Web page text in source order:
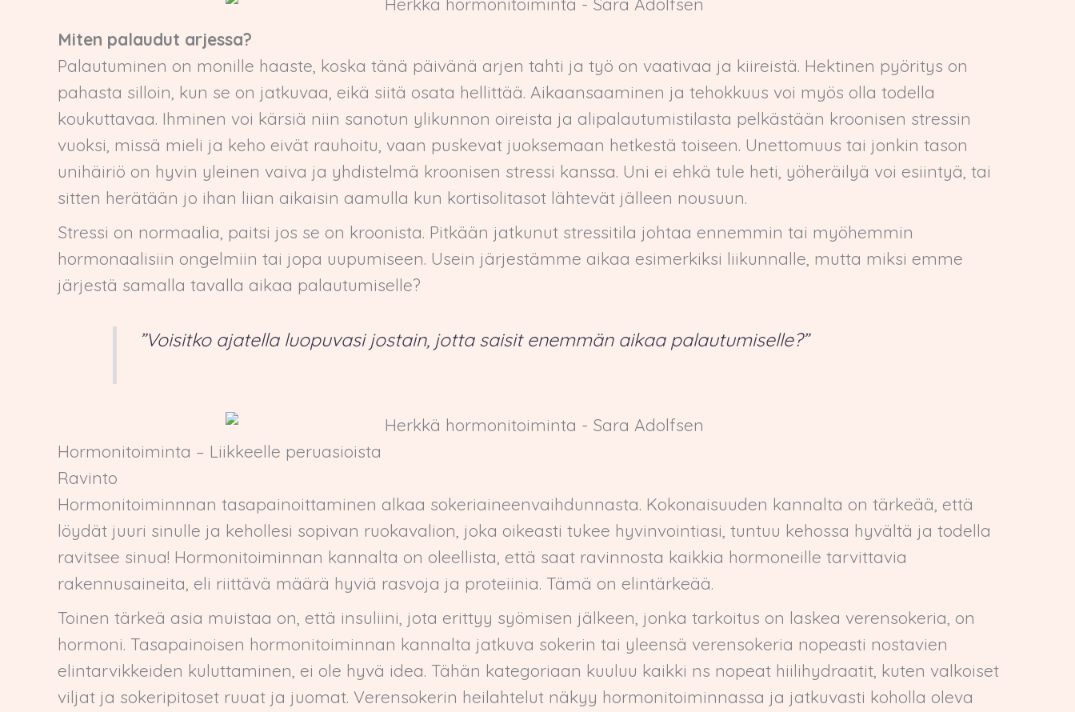
Miten palaudut arjessa?
Palautuminen on monille haaste, koska tänä päivänä arjen tahti ja työ on vaativaa ja kiireistä. Hektinen pyöritys on
pahasta silloin, kun se on jatkuvaa, eikä siitä osata hellittää. Aikaansaaminen ja tehokkuus voi myös olla todella
koukuttavaa. Ihminen voi kärsiä niin sanotun ylikunnon oireista ja alipalautumistilasta pelkästään kroonisen stressin
vuoksi, missä mieli ja keho eivät rauhoitu, vaan puskevat juoksemaan hetkestä toiseen. Unettomuus tai jonkin tason
unihäiriö on hyvin yleinen vaiva ja yhdistelmä kroonisen stressi kanssa. Uni ei ehkä tule heti, yöheräilyä voi esiintyä, tai
sitten herätään jo ihan liian aikaisin aamulla kun kortisolitasot lähtevät jälleen nousuun.
Stressi on normaalia, paitsi jos se on kroonista. Pitkään jatkunut stressitila johtaa ennemmin tai myöhemmin
hormonaalisiin ongelmiin tai jopa uupumiseen. Usein järjestämme aikaa esimerkiksi liikunnalle, mutta miksi emme
järjestä samalla tavalla aikaa palautumiselle?
”Voisitko ajatella luopuvasi jostain, jotta saisit enemmän aikaa palautumiselle?”
Hormonitoiminta – Liikkeelle peruasioista
Ravinto
Hormonitoiminnnan tasapainoittaminen alkaa sokeriaineenvaihdunnasta. Kokonaisuuden kannalta on tärkeää, että
löydät juuri sinulle ja kehollesi sopivan ruokavalion, joka oikeasti tukee hyvinvointiasi, tuntuu kehossa hyvältä ja todella
ravitsee sinua! Hormonitoiminnan kannalta on oleellista, että saat ravinnosta kaikkia hormoneille tarvittavia
rakennusaineita, eli riittävä määrä hyviä rasvoja ja proteiinia. Tämä on elintärkeää.
Toinen tärkeä asia muistaa on, että insuliini, jota erittyy syömisen jälkeen, jonka tarkoitus on laskea verensokeria, on
hormoni. Tasapainoisen hormonitoiminnan kannalta jatkuva sokerin tai yleensä verensokeria nopeasti nostavien
elintarvikkeiden kuluttaminen, ei ole hyvä idea. Tähän kategoriaan kuuluu kaikki ns nopeat hiilihydraatit, kuten valkoiset
viljat ja sokeripitoset ruuat ja juomat. Verensokerin heilahtelut näkyy hormonitoiminnassa ja jatkuvasti koholla oleva